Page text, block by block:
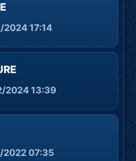
2024 17:14
2024 13:39
2022 07:35